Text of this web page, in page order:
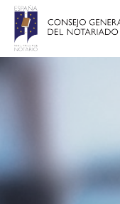
Saltar al contenido principal